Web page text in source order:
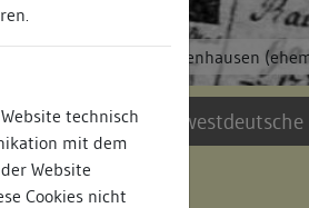
technisch
mit dem
Website
Cookies nicht
Kloster Bebenhausen